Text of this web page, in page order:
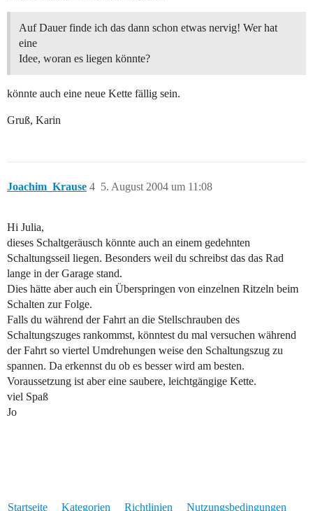
Auf Dauer finde ich das dann schon etwas nervig! Wer hat
eine
Idee, woran es liegen könnte?
könnte auch eine neue Kette fällig sein.
Gruß, Karin
Joachim_Krause 5. August 2004 um 11:08
4
Hi Julia,
dieses Schaltgeräusch könnte auch an einem gedehnten
Schaltungsseil liegen. Besonders weil du schreibst das das Rad
lange in der Garage stand.
Dies hätte aber auch ein Überspringen von einzelnen Ritzeln beim
Schalten zur Folge.
Falls du während der Fahrt an die Stellschrauben des
Schaltungszuges rankommst, könntest du mal versuchen während
der Fahrt so viertel Umdrehungen weise den Schaltungszug zu
spannen. Da erkennst du ob es besser wird am besten.
Voraussetzung ist aber eine saubere, leichtgängige Kette.
viel Spaß
Jo
Startseite Kategorien Richtlinien Nutzungsbedingungen